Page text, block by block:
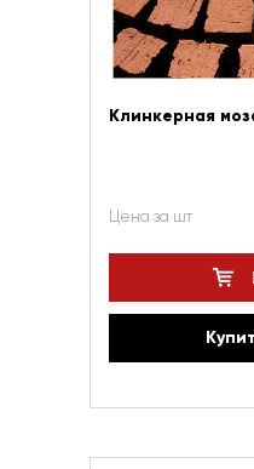
Клинкерная
Цена за шт